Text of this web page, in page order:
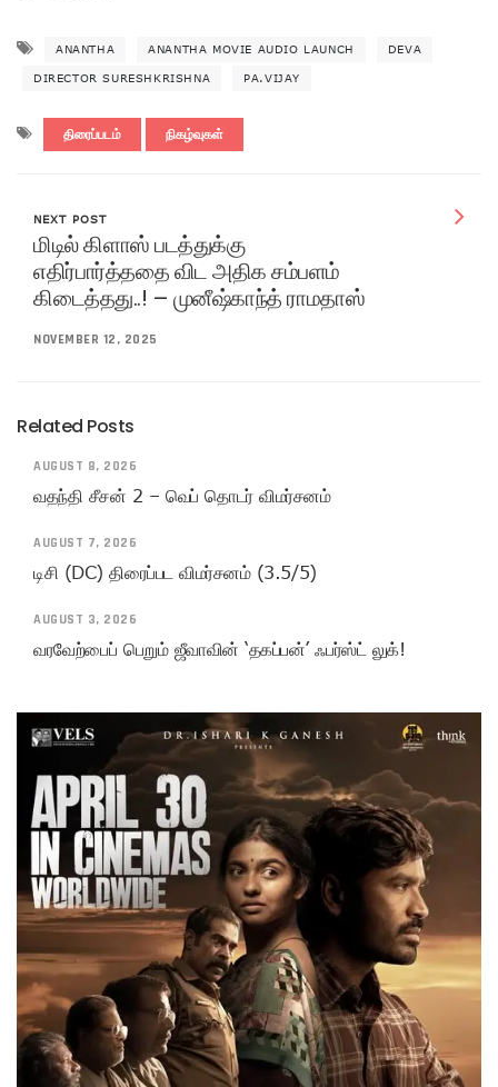
ANANTHA ANANTHA MOVIE AUDIO LAUNCH DEVA
DIRECTOR SURESHKRISHNA PA.VIJAY
திரைப்படம் நிகழ்வுகள்
NEXT POST
மிடில் கிளாஸ் படத்துக்கு
எதிர்பார்த்ததை விட அதிக சம்பளம்
கிடைத்தது..! – முனீஷ்காந்த் ராமதாஸ்
NOVEMBER 12, 2025
Related Posts
AUGUST 8, 2026
வதந்தி சீசன் 2 – வெப் தொடர் விமர்சனம்
AUGUST 7, 2026
டிசி (DC) திரைப்பட விமர்சனம் (3.5/5)
AUGUST 3, 2026
வரவேற்பைப் பெறும் ஜீவாவின் ‘தகப்பன்’ ஃபர்ஸ்ட் லுக்!